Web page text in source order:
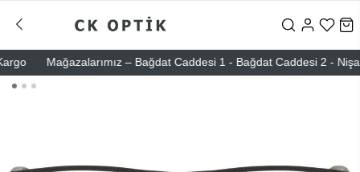
Mağazalarımız – Bağdat Caddesi 1 - Bağdat Caddesi 2 -